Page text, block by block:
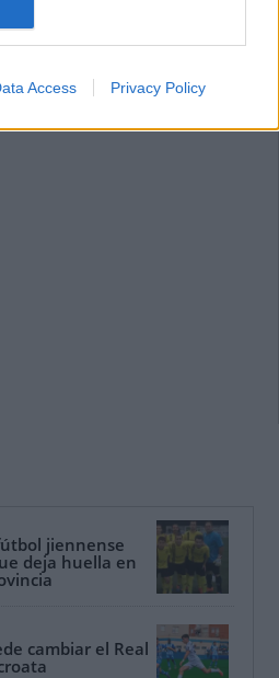
Access Privacy Policy
jiennense
deja huella en
cambiar el Real